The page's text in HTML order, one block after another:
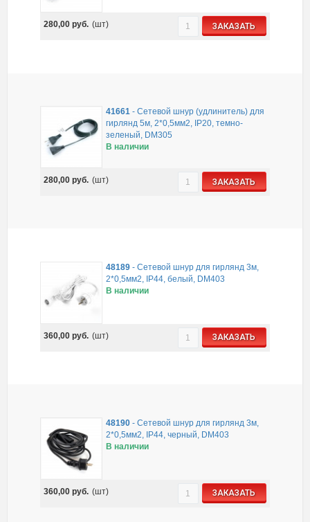
280,00руб. (шт) ЗАКАЗАТЬ
41661 -Сетевой шнур (удлинитель) для
гирлянд 5м, 2*0,5мм2, IP20, темно-
зеленый, DM305
В наличии
280,00руб. (шт) ЗАКАЗАТЬ
48189 -Сетевой шнур для гирлянд 3м,
2*0,5мм2, IP44, белый, DM403
В наличии
360,00руб. (шт) ЗАКАЗАТЬ
48190 -Сетевой шнур для гирлянд 3м,
2*0,5мм2, IP44, черный, DM403
В наличии
360,00руб. (шт) ЗАКАЗАТЬ